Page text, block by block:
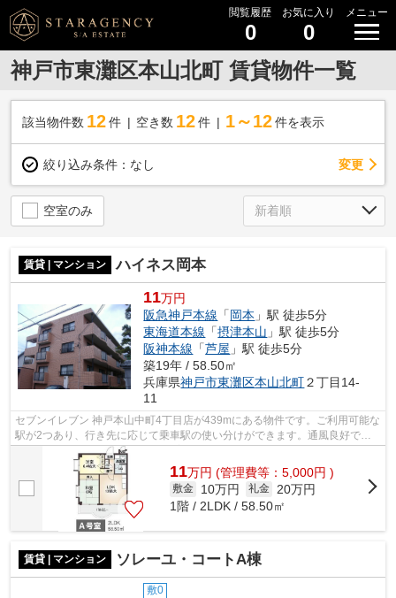
閲覧履歴
0
お気に入り
0
メニュー
神戸市東灘区本山北町 賃貸物件一覧
該当物件数 12件 空き数 12 件 1～12 件を表示
絞り込み条件： なし 変更
空室のみ
賃貸 | マンション ハイネス岡本
11万円
阪急神戸本線 「岡本 」駅 徒歩5分
東海道本線 「摂津本山 」駅 徒歩5分
阪神本線 「芦屋 」駅 徒歩5分
築19年 / 58.50㎡
兵庫県神戸市東灘区本山北町２丁目14-
11
セブンイレブン 神戸本山中町4丁目店が439mにある物件です。ご利用可能な
駅が2つあり、行き先に応じて乗車駅の使い分けができます。通風良好で常
に新鮮な空気を送り込む物件をご案内し...
11万円 (管理費等：5,000円 )
敷金 10万円 礼金
20万円
1階 / 2LDK / 58.50㎡
賃貸 | マンション ソレーユ・コートA棟
敷0